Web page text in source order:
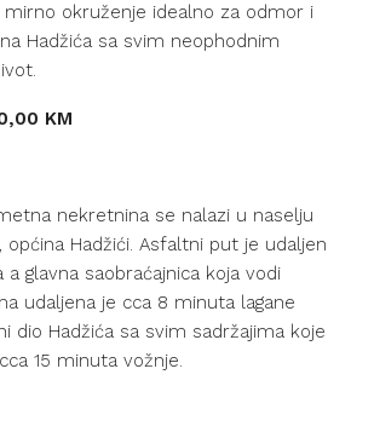
okruženje idealno za odmor i
Hadžića sa svim neophodnim
KM
nekretnina se nalazi u naselju
općina Hadžići. Asfaltni put je udaljen
glavna saobraćajnica koja vodi
udaljena je cca 8 minuta lagane
dio Hadžića sa svim sadržajima koje
15 minuta vožnje.